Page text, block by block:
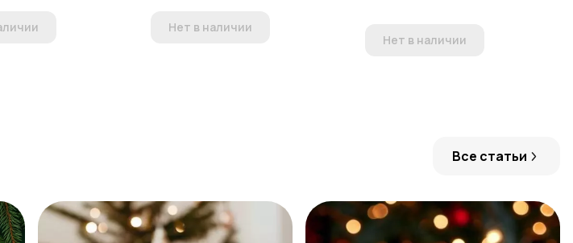
Нет в наличии
Нет в наличии
Все статьи